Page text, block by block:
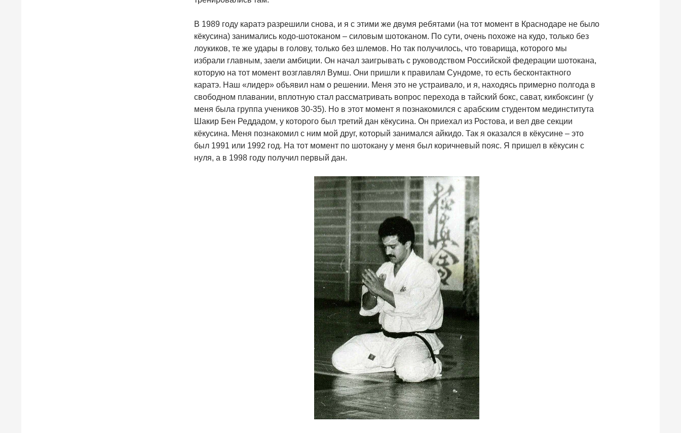
В 1989 году каратэ разрешили снова, и я с этими же двумя ребятами (на тот момент в Краснодаре не было
кёкусина) занимались кодо-шотоканом – силовым шотоканом. По сути, очень похоже на кудо, только без
лоукиков, те же удары в голову, только без шлемов. Но так получилось, что товарища, которого мы
избрали главным, заели амбиции. Он начал заигрывать с руководством Российской федерации шотокана,
которую на тот момент возглавлял Вумш. Они пришли к правилам Сундоме, то есть бесконтактного
каратэ. Наш «лидер» объявил нам о решении. Меня это не устраивало, и я, находясь примерно полгода в
свободном плавании, вплотную стал рассматривать вопрос перехода в тайский бокс, сават, кикбоксинг (у
меня была группа учеников 30-35). Но в этот момент я познакомился с арабским студентом мединститута
Шакир Бен Реддадом, у которого был третий дан кёкусина. Он приехал из Ростова, и вел две секции
кёкусина. Меня познакомил с ним мой друг, который занимался айкидо. Так я оказался в кёкусине – это
был 1991 или 1992 год. На тот момент по шотокану у меня был коричневый пояс. Я пришел в кёкусин с
нуля, а в 1998 году получил первый дан.